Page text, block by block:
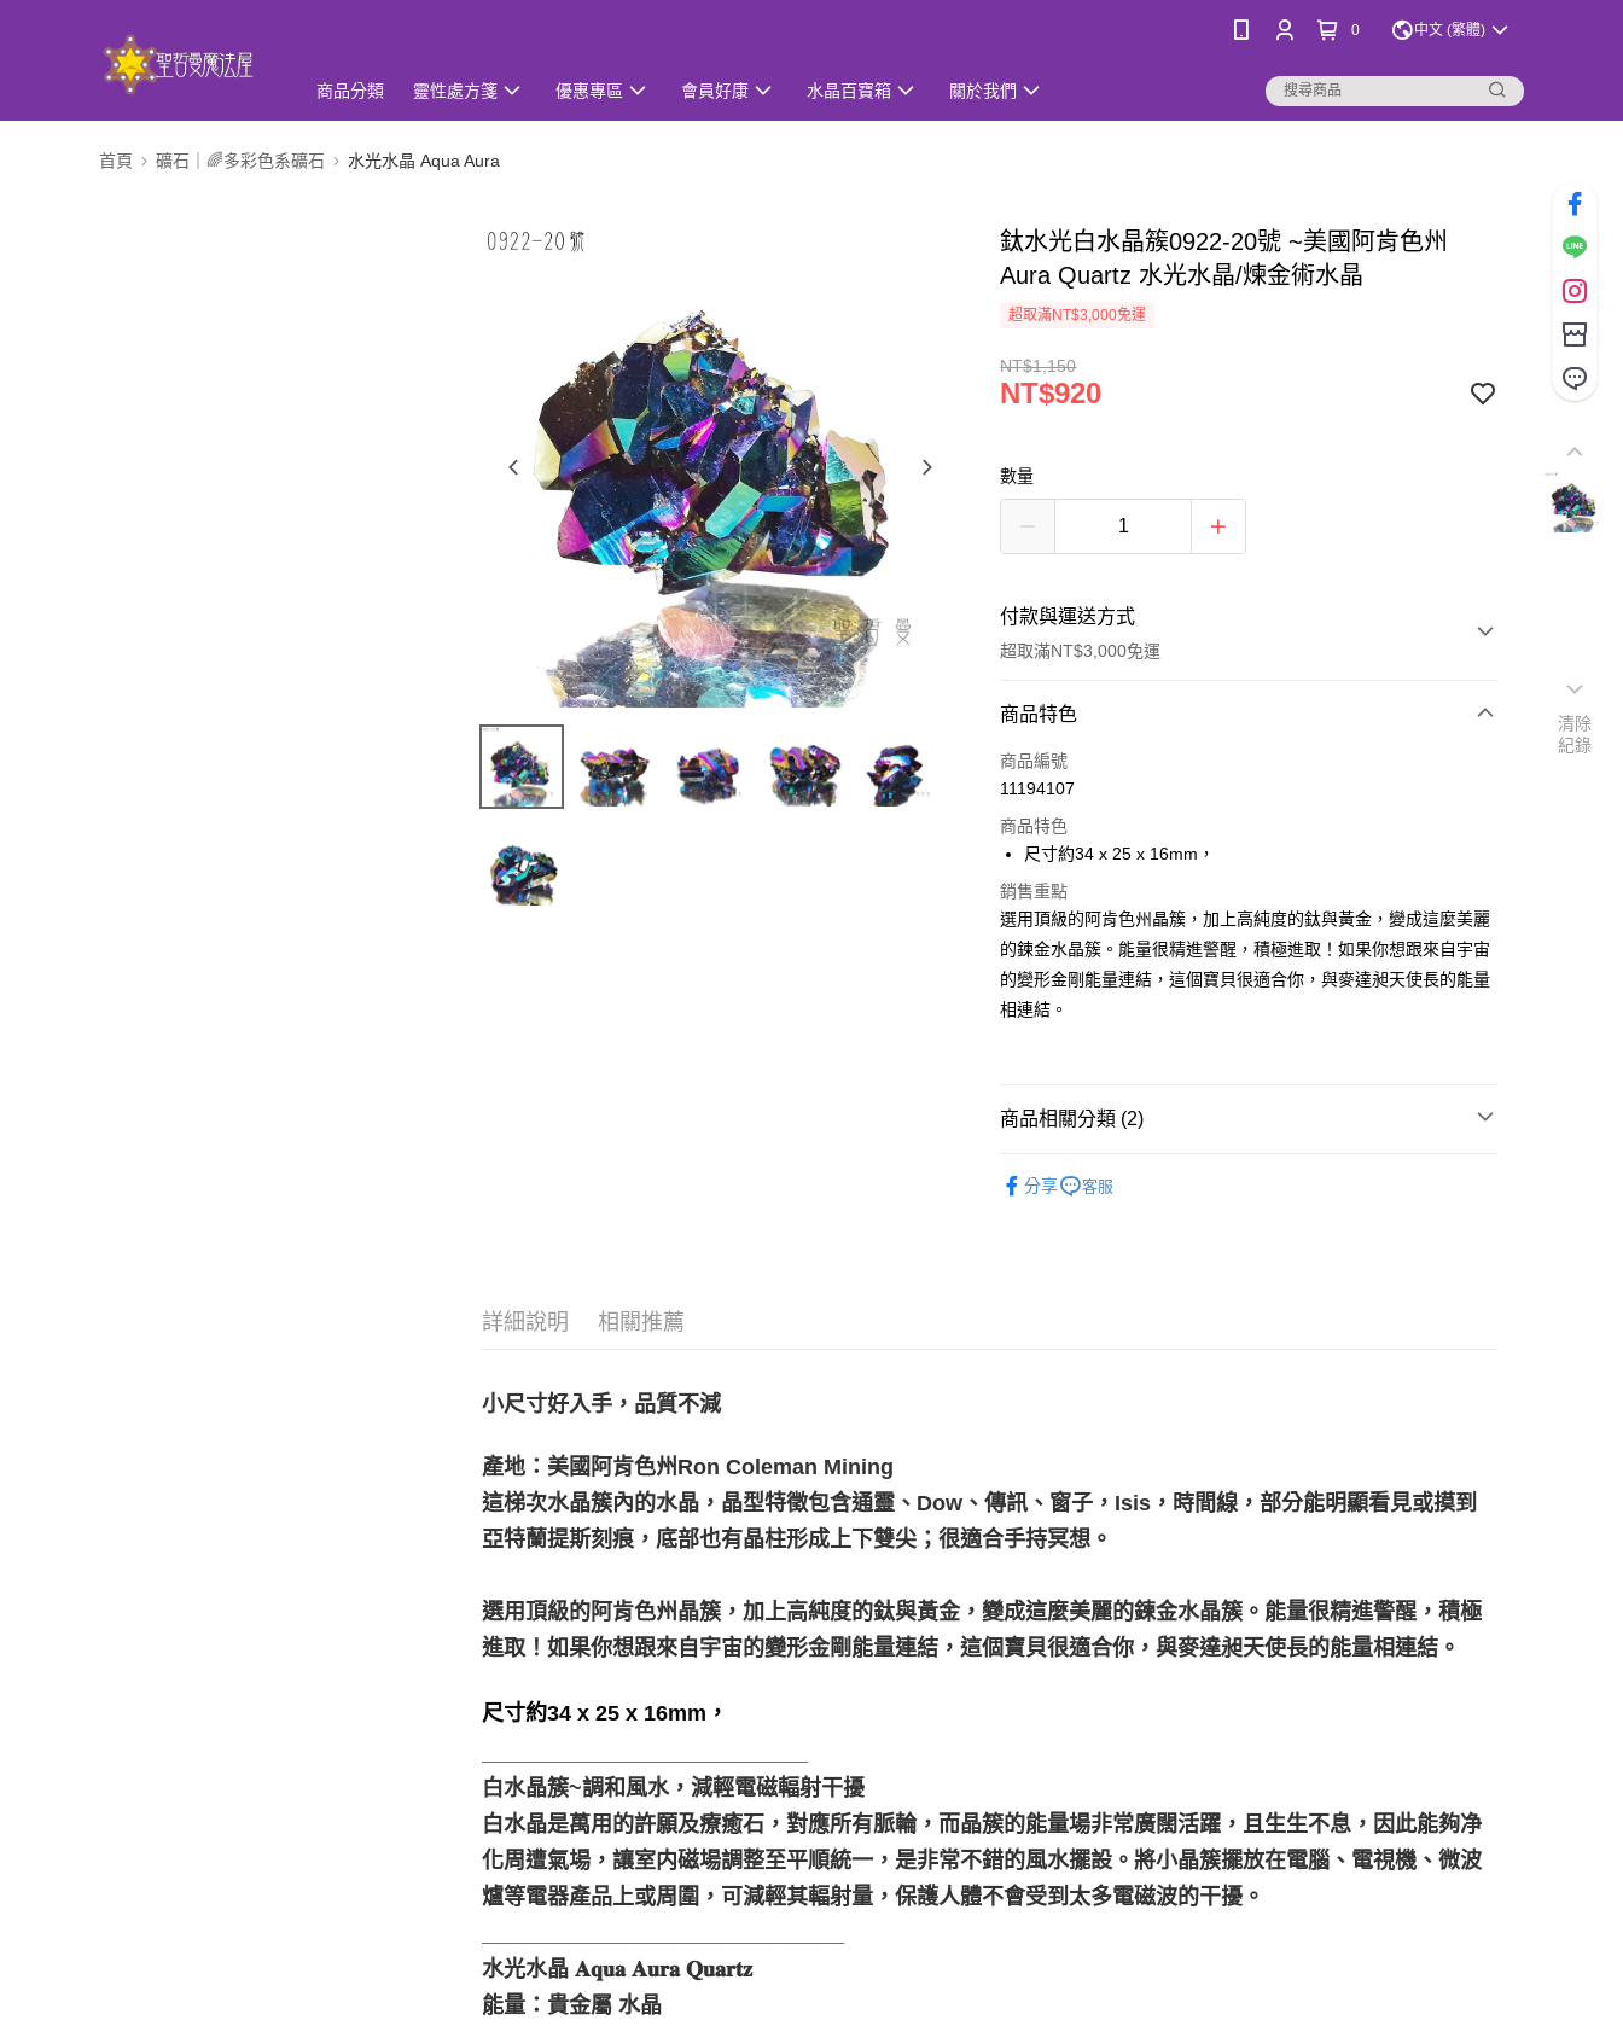
0 中文 (繁體)
商品分類 靈性處方箋 優惠專區 會員好康 水晶百寶箱 關於我們
首頁 礦石｜🌈多彩色系礦石 水光水晶 Aqua Aura
鈦水光白水晶簇0922-20號 ~美國阿肯色州
Aura Quartz 水光水晶/煉金術水晶
超取滿NT$3,000免運
NT$1,150
NT$920
數量
付款與運送方式
超取滿NT$3,000免運
付款方式
信用卡一次付款
LINE Pay
Apple Pay
悠遊付
每筆NT$80，滿NT$3,000(含以上)免運費
免運費
商品特色
商品編號
11194107
商品特色
尺寸約34 x 25 x 16mm，
銷售重點
選用頂級的阿肯色州晶簇，加上高純度的鈦與黃金，變成這麼美麗
的鍊金水晶簇。能量很精進警醒，積極進取！如果你想跟來自宇宙
的變形金剛能量連結，這個寶貝很適合你，與麥達昶天使長的能量
相連結。
商品相關分類 (2)
分享 客服
詳細說明 相關推薦
小尺寸好入手，品質不減
產地：美國阿肯色州Ron Coleman Mining
這梯次水晶簇內的水晶，晶型特徵包含通靈、Dow、傳訊、窗子，Isis，時間線，部分能明顯看見或摸到
亞特蘭提斯刻痕，底部也有晶柱形成上下雙尖；很適合手持冥想。
選用頂級的阿肯色州晶簇，加上高純度的鈦與黃金，變成這麼美麗的鍊金水晶簇。能量很精進警醒，積極
進取！如果你想跟來自宇宙的變形金剛能量連結，這個寶貝很適合你，與麥達昶天使長的能量相連結。
尺寸約34 x 25 x 16mm，
白水晶簇~調和風水，減輕電磁輻射干擾
白水晶是萬用的許願及療癒石，對應所有脈輪，而晶簇的能量場非常廣闊活躍，且生生不息，因此能夠净
化周遭氣場，讓室内磁場調整至平順統一，是非常不錯的風水擺設。將小晶簇擺放在電腦、電視機、微波
爐等電器產品上或周圍，可減輕其輻射量，保護人體不會受到太多電磁波的干擾。
水光水晶 𝐀𝐪𝐮𝐚 𝐀𝐮𝐫𝐚 𝐐𝐮𝐚𝐫𝐭𝐳
能量：貴金屬 水晶
清除
紀錄